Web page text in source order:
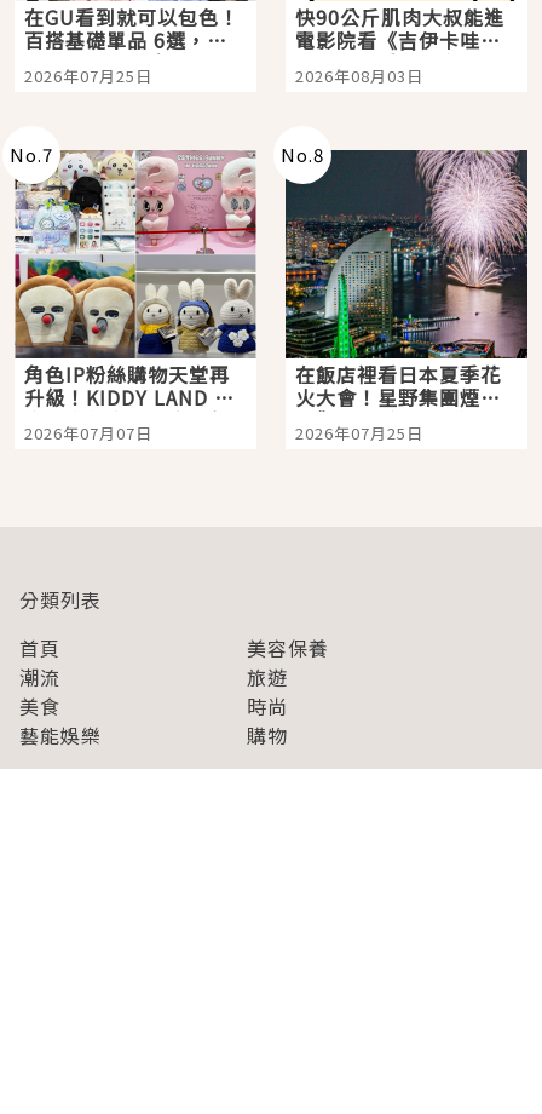
在GU看到就可以包色！
百搭基礎單品 6選，閉
眼全收也不心疼
2026年07月25日
快90公斤肌肉大叔能進
電影院看《吉伊卡哇》
嗎？日本重金屬樂團
「打首」會長與nagano
2026年08月03日
No.7
角色IP粉絲購物天堂再
升級！KIDDY LAND 原
宿店吉伊卡哇迎客，新
開幕 OMOKADO 店3分
2026年07月07日
No.8
在飯店裡看日本夏季花
火大會！星野集團煙火
景觀飯店6選，讓你不用
人擠人悠閒欣賞
2026年07月25日
分類列表
首頁
美容保養
潮流
旅遊
美食
時尚
藝能娛樂
購物